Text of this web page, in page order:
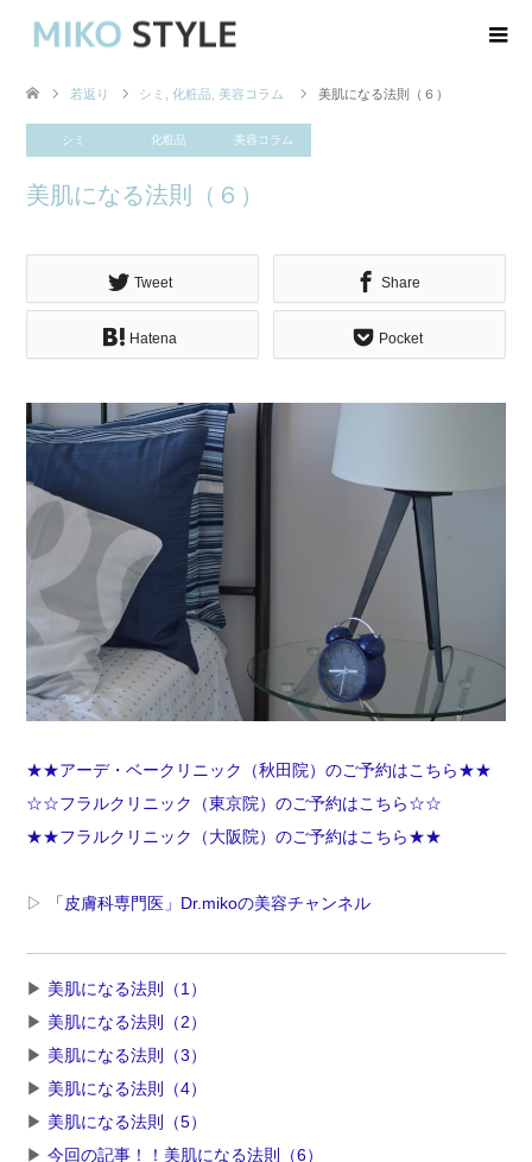
若返り シミ 化粧品 美容コラム 美肌になる法則（６）
シミ 化粧品 美容コラム
美肌になる法則（６）
Tweet Share
Hatena Pocket
★★アーデ・ベークリニック（秋田院）のご予約はこちら★★
☆☆フラルクリニック（東京院）のご予約はこちら☆☆
★★フラルクリニック（大阪院）のご予約はこちら★★
▷ 「皮膚科専門医」Dr.mikoの美容チャンネル
▶︎ 美肌になる法則（1）
▶︎ 美肌になる法則（2）
▶︎ 美肌になる法則（3）
▶︎ 美肌になる法則（4）
▶︎ 美肌になる法則（5）
▶︎ 今回の記事！！美肌になる法則（6）